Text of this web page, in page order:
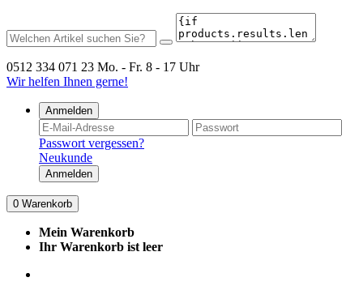
0512 334 071 23 Mo. - Fr. 8 - 17 Uhr
Wir helfen Ihnen gerne!
Anmelden
Passwort vergessen?
Neukunde
Anmelden
0 Warenkorb
Mein Warenkorb
Ihr Warenkorb ist leer